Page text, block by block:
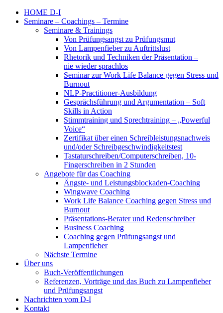
HOME D-I
Seminare – Coachings – Termine
Seminare & Trainings
Von Prüfungsangst zu Prüfungsmut
Von Lampenfieber zu Auftrittslust
Rhetorik und Techniken der Präsentation –
nie wieder sprachlos
Seminar zur Work Life Balance gegen Stress und
Burnout
NLP-Practitioner-Ausbildung
Gesprächsführung und Argumentation – Soft
Skills in Action
Stimmtraining und Sprechtraining – „Powerful
Voice“
Zertifikat über einen Schreibleistungsnachweis
und/oder Schreibgeschwindigkeitstest
Tastaturschreiben/Computerschreiben, 10-
Fingerschreiben in 2 Stunden
Angebote für das Coaching
Ängste- und Leistungsblockaden-Coaching
Wingwave Coaching
Work Life Balance Coaching gegen Stress und
Burnout
Präsentations-Berater und Redenschreiber
Business Coaching
Coaching gegen Prüfungsangst und
Lampenfieber
Nächste Termine
Über uns
Buch-Veröffentlichungen
Referenzen, Vorträge und das Buch zu Lampenfieber
und Prüfungsangst
Nachrichten vom D-I
Kontakt